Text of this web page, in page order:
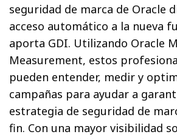
seguridad de marca de Oracle
acceso automático a la nueva
aporta GDI. Utilizando Oracle
Measurement, estos
pueden entender, medir y
campañas para ayudar a
estrategia de seguridad de
fin. Con una mayor visibilidad